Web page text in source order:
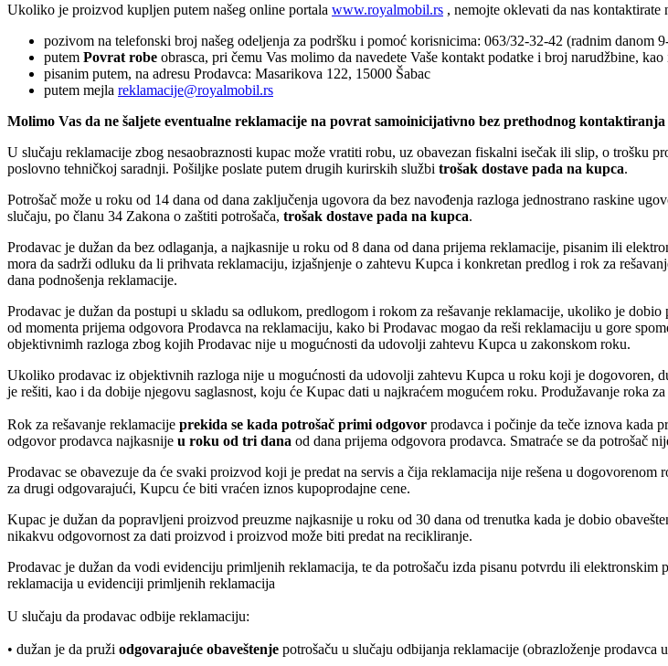
Ukoliko je proizvod kupljen putem našeg online portala www.royalmobil.rs , nemojte oklevati da nas kontaktirate
pozivom na telefonski broj našeg odeljenja za podršku i pomoć korisnicima: 063/32-32-42 (radnim danom
putem Povrat robe obrasca, pri čemu Vas molimo da navedete Vaše kontakt podatke i broj narudžbine,
pisanim putem, na adresu Prodavca: Masarikova 122, 15000 Šabac
putem mejla reklamacije@royalmobil.rs
Molimo Vas da ne šaljete eventualne reklamacije na povrat samoinicijativno bez prethodnog
U slučaju reklamacije zbog nesaobraznosti kupac može vratiti robu, uz obavezan fiskalni isečak ili slip, o trošku
poslovno tehničkoj saradnji. Pošiljke poslate putem drugih kurirskih službi trošak dostave pada na kupca.
Potrošač može u roku od 14 dana od dana zaključenja ugovora da bez navođenja razloga jednostrano raskine
slučaju, po članu 34 Zakona o zaštiti potrošača, trošak dostave pada na kupca.
Prodavac je dužan da bez odlaganja, a najkasnije u roku od 8 dana od dana prijema reklamacije, pisanim ili
mora da sadrži odluku da li prihvata reklamaciju, izjašnjenje o zahtevu Kupca i konkretan predlog i rok za
dana podnošenja reklamacije.
Prodavac je dužan da postupi u skladu sa odlukom, predlogom i rokom za rešavanje reklamacije, ukoliko je
od momenta prijema odgovora Prodavca na reklamaciju, kako bi Prodavac mogao da reši reklamaciju u gore
objektivnimh razloga zbog kojih Prodavac nije u mogućnosti da udovolji zahtevu Kupca u zakonskom roku.
Ukoliko prodavac iz objektivnih razloga nije u mogućnosti da udovolji zahtevu Kupca u roku koji je dogovoren,
je rešiti, kao i da dobije njegovu saglasnost, koju će Kupac dati u najkraćem mogućem roku. Produžavanje roka
Rok za rešavanje reklamacije prekida se kada potrošač primi odgovor prodavca i počinje da teče iznova kada
odgovor prodavca najkasnije u roku od tri dana od dana prijema odgovora prodavca. Smatraće se da potrošač
Prodavac se obavezuje da će svaki proizvod koji je predat na servis a čija reklamacija nije rešena u
za drugi odgovarajući, Kupcu će biti vraćen iznos kupoprodajne cene.
Kupac je dužan da popravljeni proizvod preuzme najkasnije u roku od 30 dana od trenutka kada je dobio
nikakvu odgovornost za dati proizvod i proizvod može biti predat na recikliranje.
Prodavac je dužan da vodi evidenciju primljenih reklamacija, te da potrošaču izda pisanu potvrdu ili
reklamacija u evidenciji primljenih reklamacija
U slučaju da prodavac odbije reklamaciju:
• dužan je da pruži odgovarajuće obaveštenje potrošaču u slučaju odbijanja reklamacije (obrazloženje prodavca